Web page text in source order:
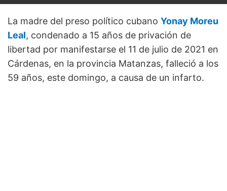
La madre del preso político cubano Yonay Moreu
Leal, condenado a 15 años de privación de
libertad por manifestarse el 11 de julio de 2021 en
Cárdenas, en la provincia Matanzas, falleció a los
59 años, este domingo, a causa de un infarto.